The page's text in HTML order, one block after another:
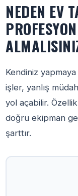
NEDEN EV
Kendiniz yapmaya
işler, yanlış
yol açabilir.
doğru ekipman
şarttır.